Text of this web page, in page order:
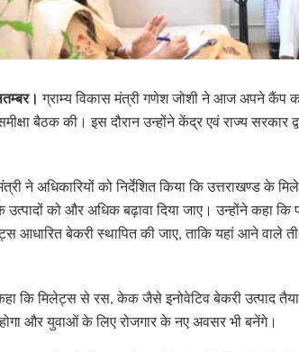
ग्राम्य विकास मंत्री गणेश जोशी ने आज अपने कैंप
बैठक की। इस दौरान उन्होंने केंद्र एवं राज्य सरकार
ने अधिकारियों को निर्देशित किया कि उत्तराखण्ड के
उत्पादों को और अधिक बढ़ावा दिया जाए। उन्होंने कहा कि
आधारित बेकरी स्थापित की जाए, ताकि यहां आने वाले
कि मिलेट्स से रस, केक जैसे इनोवेटिव बेकरी उत्पाद
और युवाओं के लिए रोजगार के नए अवसर भी बनेंगे।